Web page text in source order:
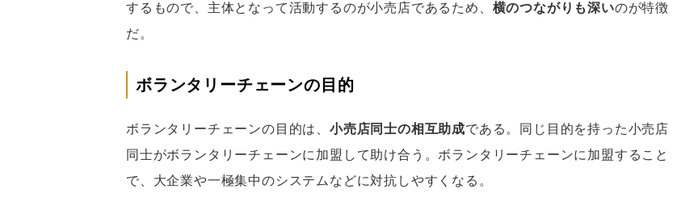
するもので、主体となって活動するのが小売店であるため、 横のつながりも深いのが特徴
だ。
ボランタリーチェーンの目的
ボランタリーチェーンの目的は、 小売店同士の相互助成である。同じ目的を持った小売店
同士がボランタリーチェーンに加盟して助け合う。ボランタリーチェーンに加盟すること
で、大企業や一極集中のシステムなどに対抗しやすくなる。